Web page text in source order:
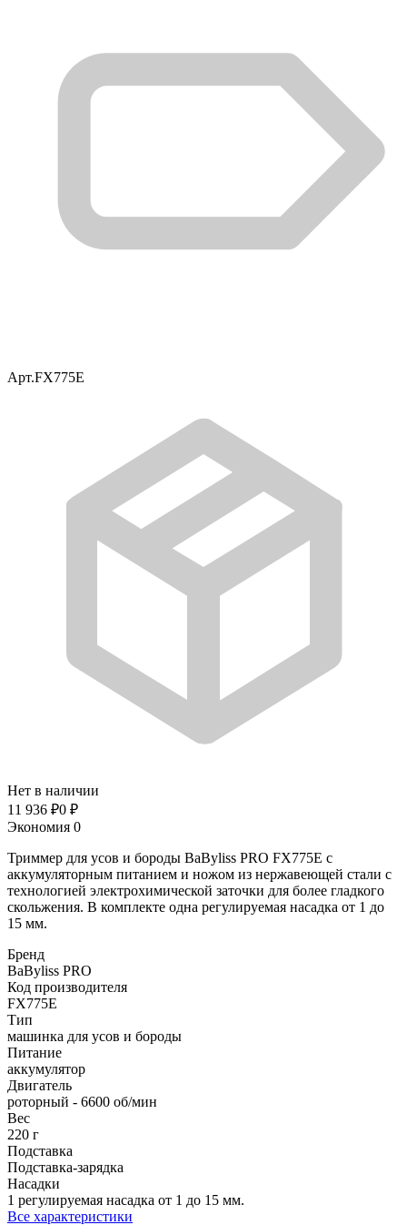
Арт.FX775E
Нет в наличии
11 936 ₽0 ₽
Экономия 0
Триммер для усов и бороды BaByliss PRO FX775E с
аккумуляторным питанием и ножом из нержавеющей стали с
технологией электрохимической заточки для более гладкого
скольжения. В комплекте одна регулируемая насадка от 1 до
15 мм.
Бренд
BaByliss PRO
Код производителя
FX775E
Тип
машинка для усов и бороды
Питание
аккумулятор
Двигатель
роторный - 6600 об/мин
Вес
220 г
Подставка
Подставка-зарядка
Насадки
1 регулируемая насадка от 1 до 15 мм.
Все характеристики